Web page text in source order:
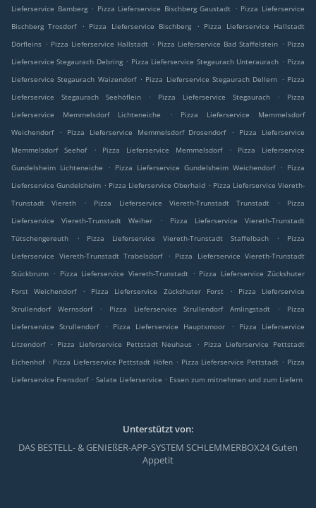
Lieferservice Bamberg . Pizza Lieferservice Bischberg Gaustadt . Pizza Lieferservice
Bischberg Trosdorf
. Pizza Lieferservice Bischberg . Pizza Lieferservice Hallstadt
Dörfleins . Pizza Lieferservice Hallstadt . Pizza Lieferservice Bad Staffelstein . Pizza
Lieferservice Stegaurach Debring . Pizza Lieferservice Stegaurach Unteraurach . Pizza
Lieferservice Stegaurach Waizendorf . Pizza Lieferservice Stegaurach Dellern . Pizza
Lieferservice Stegaurach Seehöflein
. Pizza Lieferservice Stegaurach .
Pizza
Lieferservice Memmelsdorf Lichteneiche
.
Pizza Lieferservice Memmelsdorf
Weichendorf
. Pizza Lieferservice Memmelsdorf Drosendorf .
Pizza Lieferservice
Memmelsdorf Seehof
. Pizza Lieferservice Memmelsdorf .
Pizza Lieferservice
Gundelsheim Lichteneiche
. Pizza Lieferservice Gundelsheim Weichendorf . Pizza
Lieferservice Gundelsheim . Pizza Lieferservice Oberhaid . Pizza Lieferservice Viereth-
Trunstadt Viereth
. Pizza Lieferservice Viereth-Trunstadt Trunstadt .
Pizza
Lieferservice Viereth-Trunstadt Weiher
.
Pizza Lieferservice Viereth-Trunstadt
Tütschengereuth
. Pizza Lieferservice Viereth-Trunstadt Staffelbach .
Pizza
Lieferservice Viereth-Trunstadt Trabelsdorf
. Pizza Lieferservice Viereth-Trunstadt
Stückbrunn . Pizza Lieferservice Viereth-Trunstadt . Pizza Lieferservice Zückshuter
Forst Weichendorf
. Pizza Lieferservice Zückshuter Forst .
Pizza Lieferservice
Strullendorf Wernsdorf
. Pizza Lieferservice Strullendorf Amlingstadt .
Pizza
Lieferservice Strullendorf
. Pizza Lieferservice Hauptsmoor .
Pizza Lieferservice
Litzendorf
. Pizza Lieferservice Pettstadt Neuhaus . Pizza Lieferservice Pettstadt
Eichenhof . Pizza Lieferservice Pettstadt Höfen . Pizza Lieferservice Pettstadt . Pizza
Lieferservice Frensdorf . Salate Lieferservice . Essen zum mitnehmen und zum Liefern
Unterstützt von:
DAS BESTELL- & GENIEßER-APP-SYSTEM SCHLEMMERBOX24 Guten
Appetit